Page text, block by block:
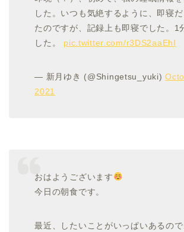
した。いつも気絶するように、即寝
たのですが、記録上も即寝でした。1
した。 pic.twitter.com/r3DS2aaEhI
— 新月ゆき (@Shingetsu_yuki)
2021
おはようございます
今日の朝食です。
最近、したいことがいっぱいあるの